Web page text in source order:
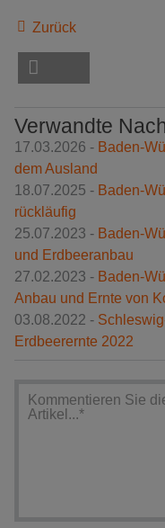
Zurück
Verwandte
17.03.2026 - Baden-
dem Ausland
18.07.2025 - Baden-
rückläufig
25.07.2023 - Baden-
und Erdbeeranbau
27.02.2023 - Baden-
Anbau und Ernte von
03.08.2022 -
Erdbeerernte 2022